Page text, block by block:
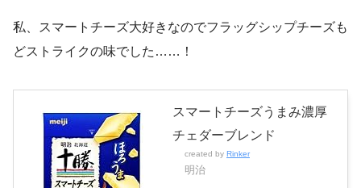
私、スマートチーズ大好きなのでフラッグシップチーズも
どストライクの味でした……！
スマートチーズうまみ濃厚
チェダーブレンド
created by Rinker
明治